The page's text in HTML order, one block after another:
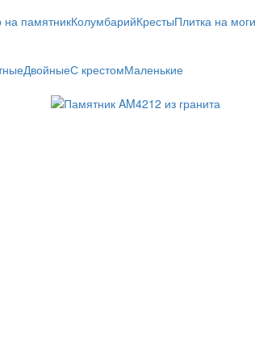
на памятникКолумбарийКрестыПлитка на
ДвойныеС крестомМаленькие